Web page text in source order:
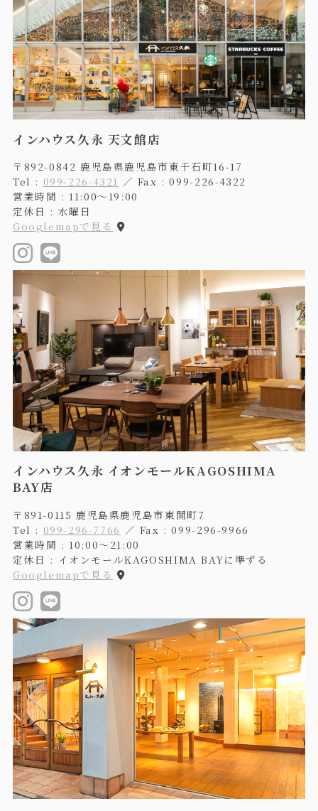
インハウス久永 天文館店
〒892-0842 鹿児島県鹿児島市東千石町16-17
Tel : 099-226-4321 ／ Fax : 099-226-4322
営業時間 : 11:00〜19:00
定休日 : 水曜日
Googlemapで見る
インハウス久永 イオンモールKAGOSHIMA
BAY店
〒891-0115 鹿児島県鹿児島市東開町7
Tel : 099-296-7766 ／ Fax : 099-296-9966
営業時間 : 10:00〜21:00
定休日 : イオンモールKAGOSHIMA BAYに準ずる
Googlemapで見る